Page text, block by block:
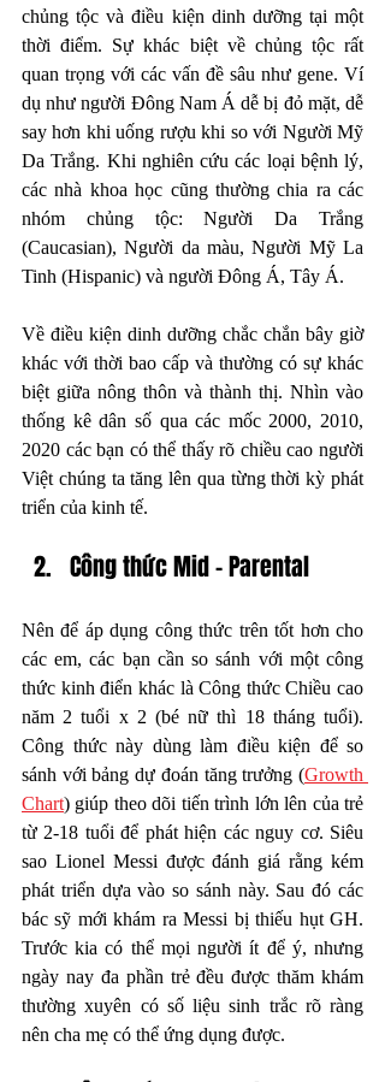
chủng tộc và điều kiện dinh dưỡng tại một
thời điểm. Sự khác biệt về chủng tộc rất
quan trọng với các vấn đề sâu như gene. Ví
dụ như người Đông Nam Á dễ bị đỏ mặt, dễ
say hơn khi uống rượu khi so với Người Mỹ
Da Trắng. Khi nghiên cứu các loại bệnh lý,
các nhà khoa học cũng thường chia ra các
nhóm chủng tộc: Người Da Trắng
(Caucasian), Người da màu, Người Mỹ La
Tinh (Hispanic) và người Đông Á, Tây Á.
Về điều kiện dinh dưỡng chắc chắn bây giờ
khác với thời bao cấp và thường có sự khác
biệt giữa nông thôn và thành thị. Nhìn vào
thống kê dân số qua các mốc 2000, 2010,
2020 các bạn có thể thấy rõ chiều cao người
Việt chúng ta tăng lên qua từng thời kỳ phát
triển của kinh tế.
Công thức Mid - Parental
Nên để áp dụng công thức trên tốt hơn cho
các em, các bạn cần so sánh với một công
thức kinh điển khác là Công thức Chiều cao
năm 2 tuổi x 2 (bé nữ thì 18 tháng tuổi).
Công thức này dùng làm điều kiện để so
sánh với bảng dự đoán tăng trưởng (Growth
Chart) giúp theo dõi tiến trình lớn lên của trẻ
từ 2-18 tuổi để phát hiện các nguy cơ. Siêu
sao Lionel Messi được đánh giá rằng kém
phát triển dựa vào so sánh này. Sau đó các
bác sỹ mới khám ra Messi bị thiếu hụt GH.
Trước kia có thể mọi người ít để ý, nhưng
ngày nay đa phần trẻ đều được thăm khám
thường xuyên có số liệu sinh trắc rõ ràng
nên cha mẹ có thể ứng dụng được.